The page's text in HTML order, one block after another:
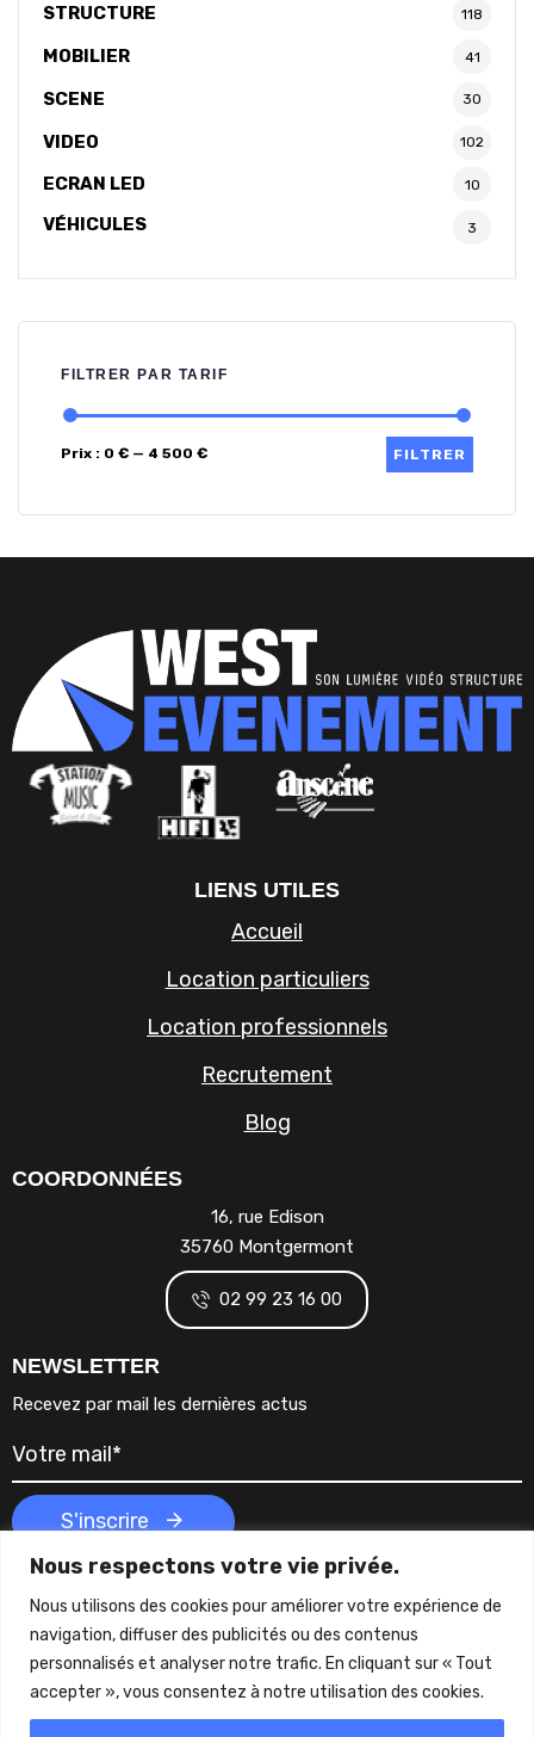
Nous respectons votre vie privée.
Nous utilisons des cookies pour améliorer votre expérience de
navigation, diffuser des publicités ou des contenus
personnalisés et analyser notre trafic. En cliquant sur « Tout
accepter », vous consentez à notre utilisation des cookies.
STRUCTURE 118
MOBILIER 41
SCENE 30
VIDEO 102
ECRAN LED 10
VÉHICULES 3
FILTRER PAR TARIF
FILTRER
Prix : 0 € — 4 500 €
LIENS UTILES
Accueil
Location particuliers
Location professionnels
Recrutement
Blog
COORDONNÉES
16, rue Edison
35760 Montgermont
02 99 23 16 00
NEWSLETTER
Recevez par mail les dernières actus
S'inscrire